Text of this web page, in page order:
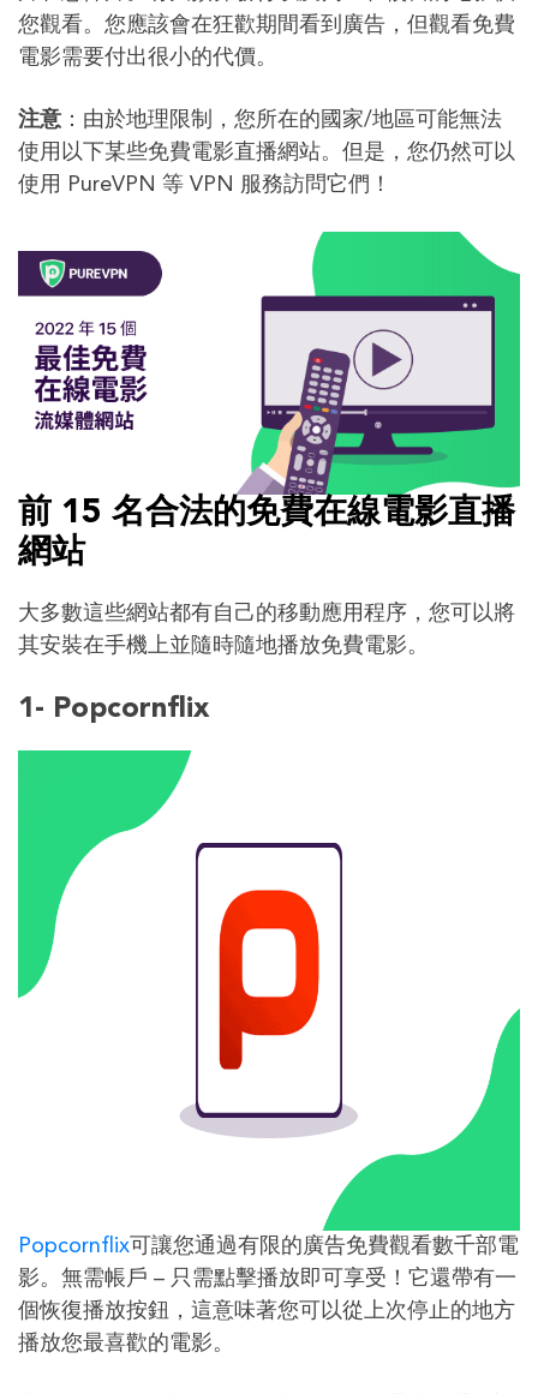
您觀看。您應該會在狂歡期間看到廣告，但觀看免費
電影需要付出很小的代價。
注意 ：由於地理限制，您所在的國家/地區可能無法
使用以下某些免費電影直播網站。但是，您仍然可以
使用 PureVPN 等 VPN 服務訪問它們！
前 15 名合法的免費在線電影直播
網站
大多數這些網站都有自己的移動應用程序，您可以將
其安裝在手機上並隨時隨地播放免費電影。
1- Popcornflix
Popcornflix可讓您通過有限的廣告免費觀看數千部電
影。無需帳戶 – 只需點擊播放即可享受！它還帶有一
個恢復播放按鈕，這意味著您可以從上次停止的地方
播放您最喜歡的電影。